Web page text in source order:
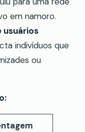
em namoro.
usuários
indivíduos que
ou